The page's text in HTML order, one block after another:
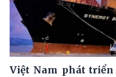
Việt Nam phát